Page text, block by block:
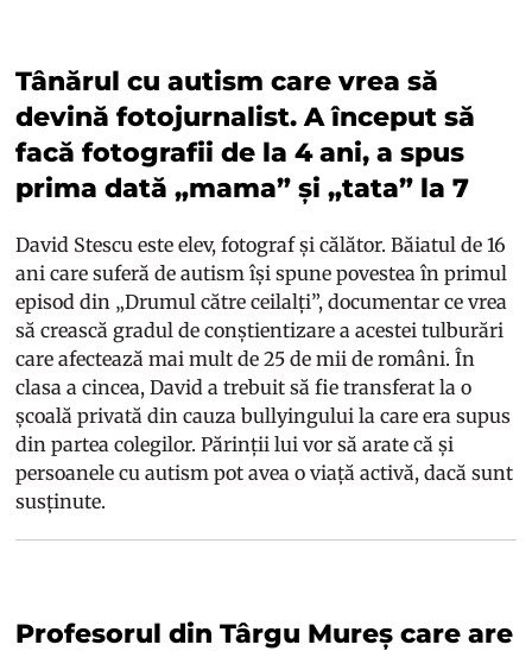
Tânărul cu autism care vrea să
devină fotojurnalist. A început să
facă fotografii de la 4 ani, a spus
prima dată „mama” și „tata” la 7
David Stescu este elev, fotograf și călător. Băiatul de 16
ani care suferă de autism își spune povestea în primul
episod din „Drumul către ceilalți”, documentar ce vrea
să crească gradul de conștientizare a acestei tulburări
care afectează mai mult de 25 de mii de români. În
clasa a cincea, David a trebuit să fie transferat la o
școală privată din cauza bullyingului la care era supus
din partea colegilor. Părinții lui vor să arate că și
persoanele cu autism pot avea o viață activă, dacă sunt
susținute.
Profesorul din Târgu Mureș care are